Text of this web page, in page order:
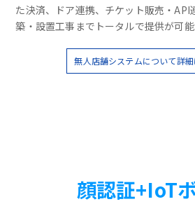
た決済、ドア連携、チケット販売・API
築・設置工事までトータルで提供が可能
無人店舗システムについて詳
顔認証+IoT